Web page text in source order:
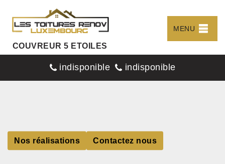
COUVREUR 5 ETOILES
MENU
indisponible indisponible
Nos réalisations Contactez nous